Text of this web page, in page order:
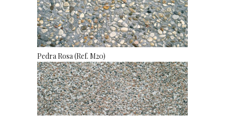
Pedra Rosa (Ref. M20)